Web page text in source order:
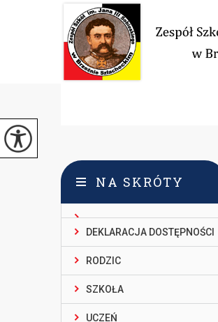
NA SKRÓTY
DEKLARACJA DOSTĘPNOŚCI
RODZIC
SZKOŁA
UCZEŃ